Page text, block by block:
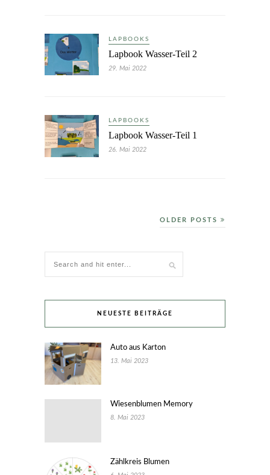
LAPBOOKS
Lapbook Wasser-Teil 2
29. Mai 2022
LAPBOOKS
Lapbook Wasser-Teil 1
26. Mai 2022
OLDER POSTS
NEUESTE BEITRÄGE
Auto aus Karton
13. Mai 2023
Wiesenblumen Memory
8. Mai 2023
Zählkreis Blumen